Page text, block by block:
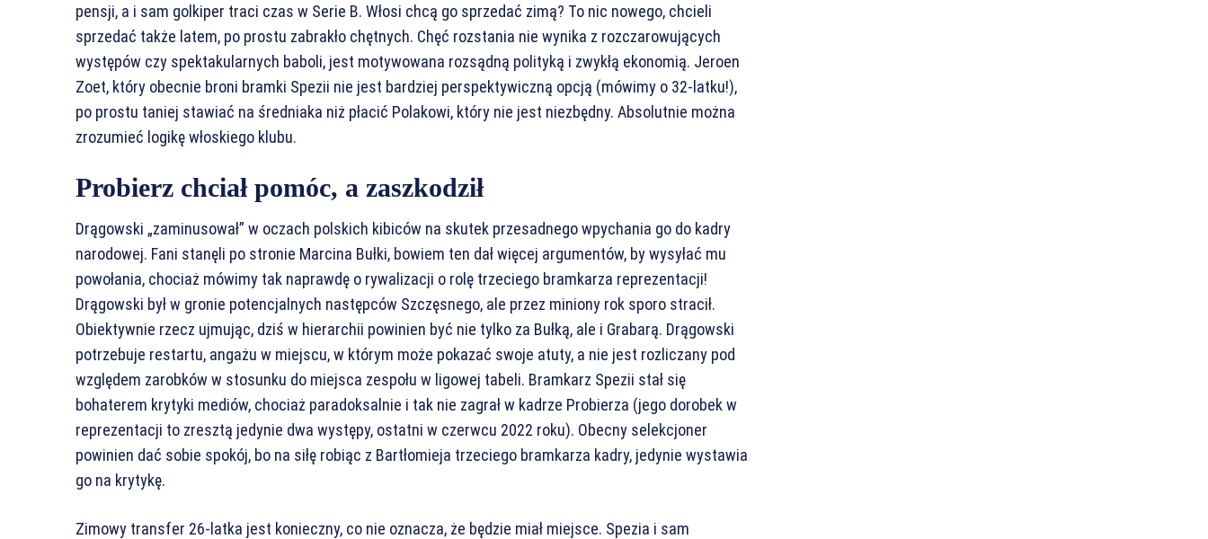
pensji, a i sam golkiper traci czas w Serie B. Włosi chcą go sprzedać zimą? To nic nowego, chcieli
sprzedać także latem, po prostu zabrakło chętnych. Chęć rozstania nie wynika z rozczarowujących
występów czy spektakularnych baboli, jest motywowana rozsądną polityką i zwykłą ekonomią. Jeroen
Zoet, który obecnie broni bramki Spezii nie jest bardziej perspektywiczną opcją (mówimy o 32-latku!),
po prostu taniej stawiać na średniaka niż płacić Polakowi, który nie jest niezbędny. Absolutnie można
zrozumieć logikę włoskiego klubu.
Probierz chciał pomóc, a zaszkodził
Drągowski „zaminusował” w oczach polskich kibiców na skutek przesadnego wpychania go do kadry
narodowej. Fani stanęli po stronie Marcina Bułki, bowiem ten dał więcej argumentów, by wysyłać mu
powołania, chociaż mówimy tak naprawdę o rywalizacji o rolę trzeciego bramkarza reprezentacji!
Drągowski był w gronie potencjalnych następców Szczęsnego, ale przez miniony rok sporo stracił.
Obiektywnie rzecz ujmując, dziś w hierarchii powinien być nie tylko za Bułką, ale i Grabarą. Drągowski
potrzebuje restartu, angażu w miejscu, w którym może pokazać swoje atuty, a nie jest rozliczany pod
względem zarobków w stosunku do miejsca zespołu w ligowej tabeli. Bramkarz Spezii stał się
bohaterem krytyki mediów, chociaż paradoksalnie i tak nie zagrał w kadrze Probierza (jego dorobek w
reprezentacji to zresztą jedynie dwa występy, ostatni w czerwcu 2022 roku). Obecny selekcjoner
powinien dać sobie spokój, bo na siłę robiąc z Bartłomieja trzeciego bramkarza kadry, jedynie wystawia
go na krytykę.
Zimowy transfer 26-latka jest konieczny, co nie oznacza, że będzie miał miejsce. Spezia i sam